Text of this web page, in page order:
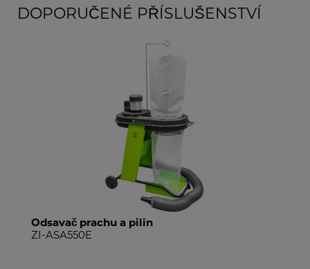
DOPORUČENÉ PŘÍSLUŠENSTVÍ
Odsavač prachu a pilin
ZI-ASA550E